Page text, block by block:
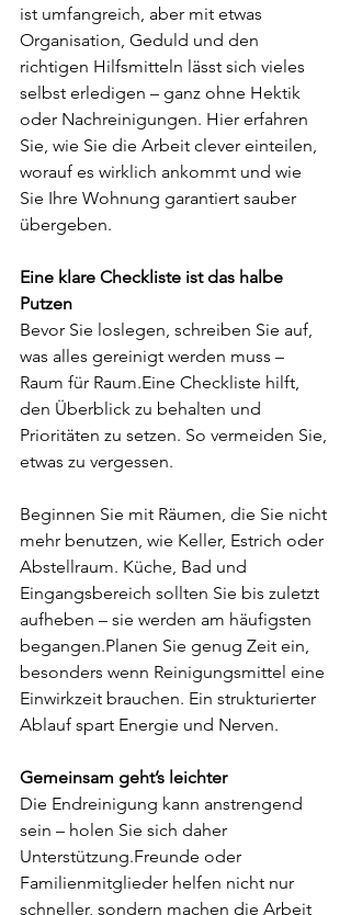
ist umfangreich, aber mit etwas
Organisation, Geduld und den
richtigen Hilfsmitteln lässt sich vieles
selbst erledigen – ganz ohne Hektik
oder Nachreinigungen. Hier erfahren
Sie, wie Sie die Arbeit clever einteilen,
worauf es wirklich ankommt und wie
Sie Ihre Wohnung garantiert sauber
übergeben.
Eine klare Checkliste ist das halbe
Putzen
Bevor Sie loslegen, schreiben Sie auf,
was alles gereinigt werden muss –
Raum für Raum.Eine Checkliste hilft,
den Überblick zu behalten und
Prioritäten zu setzen. So vermeiden Sie,
etwas zu vergessen.
Beginnen Sie mit Räumen, die Sie nicht
mehr benutzen, wie Keller, Estrich oder
Abstellraum. Küche, Bad und
Eingangsbereich sollten Sie bis zuletzt
aufheben – sie werden am häufigsten
begangen.Planen Sie genug Zeit ein,
besonders wenn Reinigungsmittel eine
Einwirkzeit brauchen. Ein strukturierter
Ablauf spart Energie und Nerven.
Gemeinsam geht’s leichter
Die Endreinigung kann anstrengend
sein – holen Sie sich daher
Unterstützung.Freunde oder
Familienmitglieder helfen nicht nur
schneller, sondern machen die Arbeit